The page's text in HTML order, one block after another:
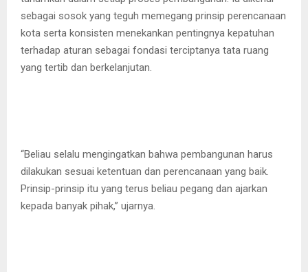
sebagai sosok yang teguh memegang prinsip perencanaan
kota serta konsisten menekankan pentingnya kepatuhan
terhadap aturan sebagai fondasi terciptanya tata ruang
yang tertib dan berkelanjutan.
“Beliau selalu mengingatkan bahwa pembangunan harus
dilakukan sesuai ketentuan dan perencanaan yang baik.
Prinsip-prinsip itu yang terus beliau pegang dan ajarkan
kepada banyak pihak,” ujarnya.